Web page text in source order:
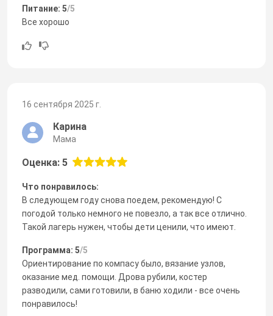
Питание: 5/5
Все хорошо
16 сентября 2025 г.
Карина
Мама
Оценка: 5
Что понравилось:
В следующем году снова поедем, рекомендую! С
погодой только немного не повезло, а так все отлично.
Такой лагерь нужен, чтобы дети ценили, что имеют.
Программа: 5/5
Ориентирование по компасу было, вязание узлов,
оказание мед. помощи. Дрова рубили, костер
разводили, сами готовили, в баню ходили - все очень
понравилось!